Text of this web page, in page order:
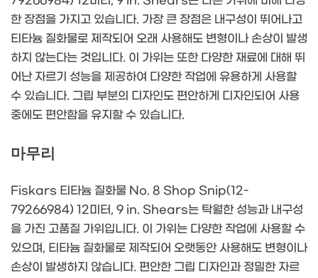
한 장점을 가지고 있습니다. 가장 큰 장점은 내구성이 뛰어나고
티타늄 질화물로 제작되어 오래 사용해도 변형이나 손상이 발생
하지 않는다는 것입니다. 이 가위는 또한 다양한 재료에 대해 뛰
어난 자르기 성능을 제공하여 다양한 작업에 유용하게 사용할
수 있습니다. 그립 부분의 디자인도 편안하게 디자인되어 사용
중에도 편안함을 유지할 수 있습니다.
마무리
Fiskars 티타늄 질화물 No. 8 Shop Snip(12-
79266984) 12미터, 9 in. Shears는 탁월한 성능과 내구성
을 가진 고품질 가위입니다. 이 가위는 다양한 작업에 사용할 수
있으며, 티타늄 질화물로 제작되어 오랫동안 사용해도 변형이나
손상이 발생하지 않습니다. 편안한 그립 디자인과 정밀한 자르